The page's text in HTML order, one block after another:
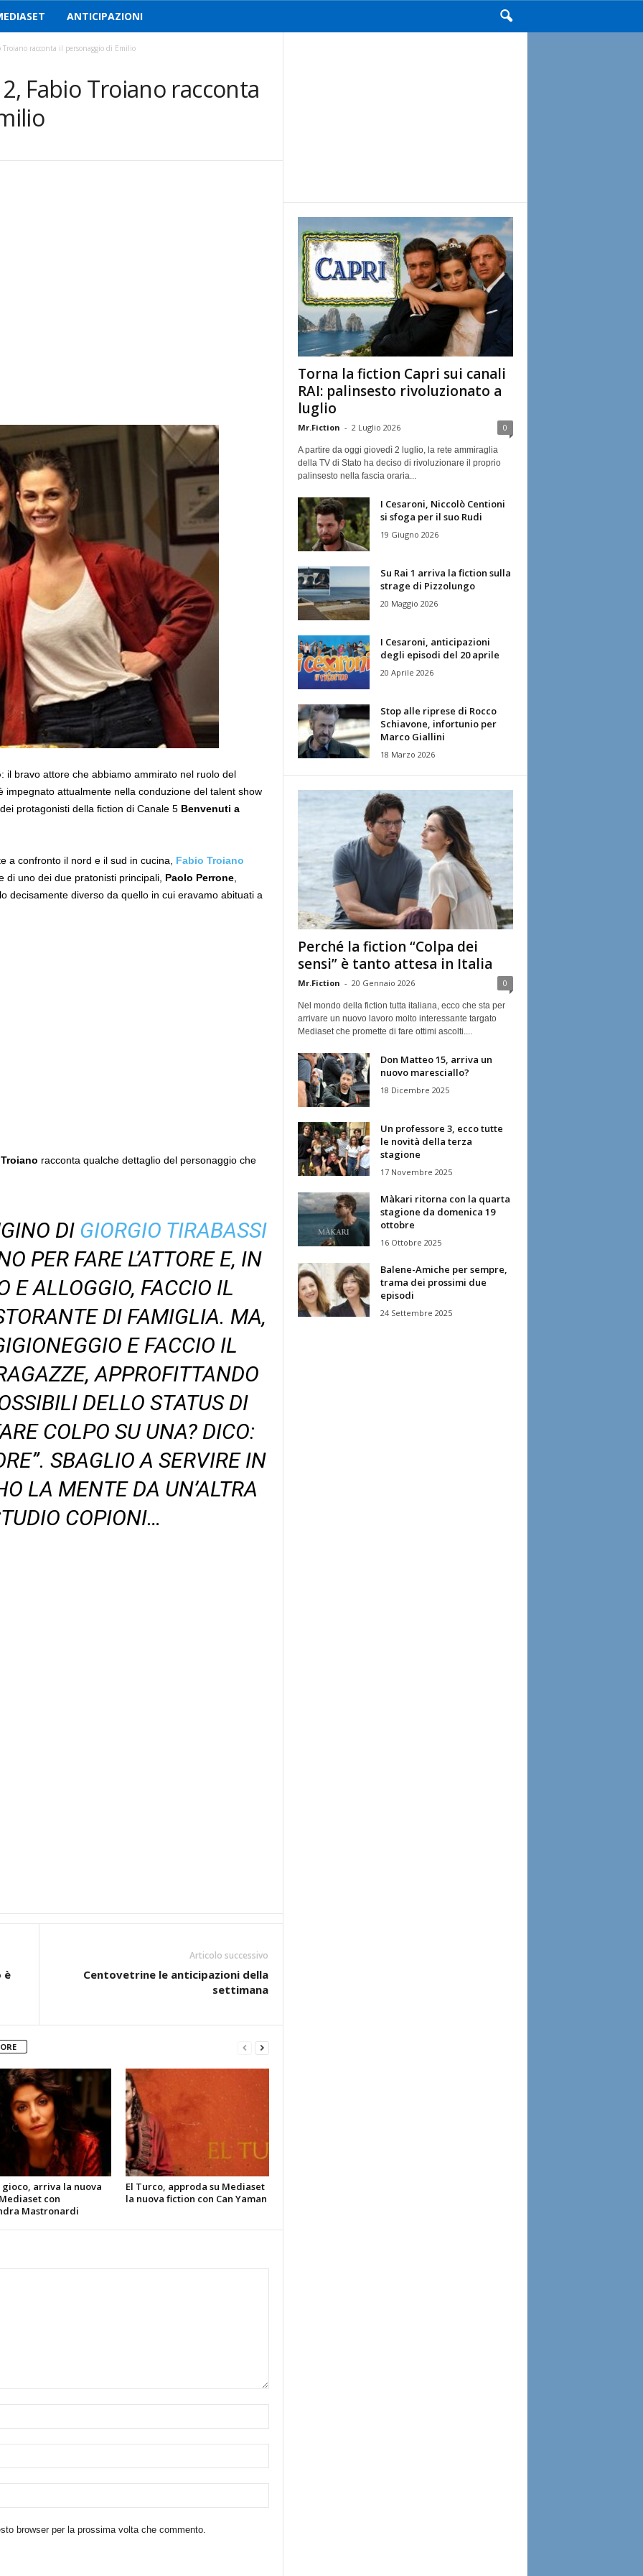
ANTICIPAZIONI
racconta il personaggio di Emilio
Fabio Troiano racconta
: il bravo attore che abbiamo ammirato nel ruolo del
impegnato attualmente nella conduzione del talent show
protagonisti della fiction di Canale 5 Benvenuti a
a confronto il nord e il sud in cucina, Fabio Troiano
di uno dei due pratonisti principali, Paolo Perrone,
decisamente diverso da quello in cui eravamo abituati a
racconta qualche dettaglio del personaggio che
DI GIORGIO TIRABASSI
PER FARE L’ATTORE E, IN
E ALLOGGIO, FACCIO IL
DI FAMIGLIA. MA,
E FACCIO IL
APPROFITTANDO
DELLO STATUS DI
COLPO SU UNA? DICO:
SBAGLIO A SERVIRE IN
LA MENTE DA UN’ALTRA
COPIONI…
è
Articolo successivo
Centovetrine le anticipazioni della
settimana
gioco, arriva la nuova
con
Mastronardi
El Turco, approda su Mediaset
la nuova fiction con Can Yaman
browser per la prossima volta che commento.
Torna la fiction Capri sui canali
RAI: palinsesto rivoluzionato a
luglio
Mr.Fiction - 2 Luglio 2026 0
A partire da oggi giovedì 2 luglio, la rete ammiraglia
della TV di Stato ha deciso di rivoluzionare il proprio
palinsesto nella fascia oraria...
I Cesaroni, Niccolò Centioni
si sfoga per il suo Rudi
19 Giugno 2026
Su Rai 1 arriva la fiction sulla
strage di Pizzolungo
20 Maggio 2026
I Cesaroni, anticipazioni
degli episodi del 20 aprile
20 Aprile 2026
Stop alle riprese di Rocco
Schiavone, infortunio per
Marco Giallini
18 Marzo 2026
Perché la fiction “Colpa dei
sensi” è tanto attesa in Italia
Mr.Fiction - 20 Gennaio 2026 0
Nel mondo della fiction tutta italiana, ecco che sta per
arrivare un nuovo lavoro molto interessante targato
Mediaset che promette di fare ottimi ascolti....
Don Matteo 15, arriva un
nuovo maresciallo?
18 Dicembre 2025
Un professore 3, ecco tutte
le novità della terza
stagione
17 Novembre 2025
Màkari ritorna con la quarta
stagione da domenica 19
ottobre
16 Ottobre 2025
Balene-Amiche per sempre,
trama dei prossimi due
episodi
24 Settembre 2025